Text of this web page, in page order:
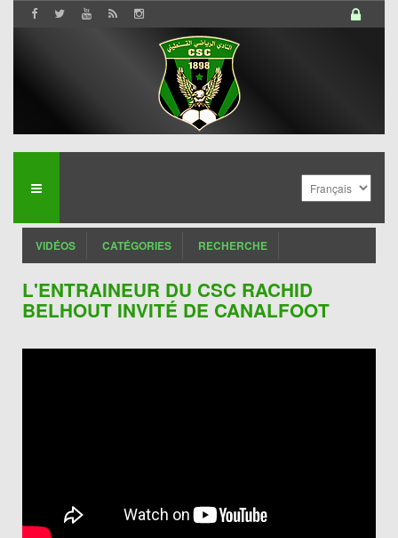
VIDÉOS CATÉGORIES RECHERCHE
L'ENTRAINEUR DU CSC RACHID
BELHOUT INVITÉ DE CANALFOOT